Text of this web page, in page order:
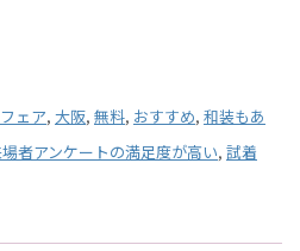
ェア, 大阪, 無料, おすすめ, 和装もあ
者アンケートの満足度が高い, 試着